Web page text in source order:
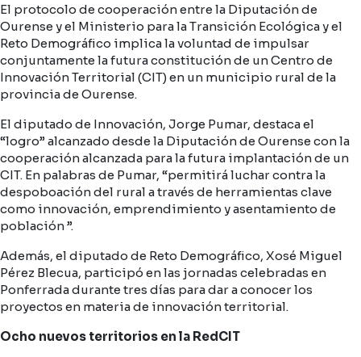
El protocolo de cooperación entre la Diputación de
Ourense y el Ministerio para la Transición Ecológica y el
Reto Demográfico implica la voluntad de impulsar
conjuntamente la futura constitución de un Centro de
Innovación Territorial (CIT) en un municipio rural de la
provincia de Ourense.
El diputado de Innovación, Jorge Pumar, destaca el
“logro” alcanzado desde la Diputación de Ourense con la
cooperación alcanzada para la futura implantación de un
CIT. En palabras de Pumar, “permitirá luchar contra la
despoboación del rural a través de herramientas clave
como innovación, emprendimiento y asentamiento de
población ”.
Además, el diputado de Reto Demográfico, Xosé Miguel
Pérez Blecua, participó en las jornadas celebradas en
Ponferrada durante tres días para dar a conocer los
proyectos en materia de innovación territorial.
Ocho nuevos territorios en la RedCIT